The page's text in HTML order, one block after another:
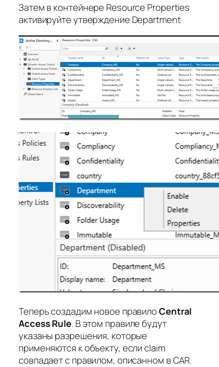
Затем в контейнере Resource Properties
активируйте утверждение Department
Теперь создадим новое правилоCentral
Access Rule. В этом правиле будут
указаны разрешения, которые
применяются к объекту, если claim
совпадает с правилом, описанном в CAR.